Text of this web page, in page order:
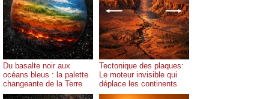
Du basalte noir aux
océans bleus : la palette
changeante de la Terre
Tectonique des plaques:
Le moteur invisible qui
déplace les continents